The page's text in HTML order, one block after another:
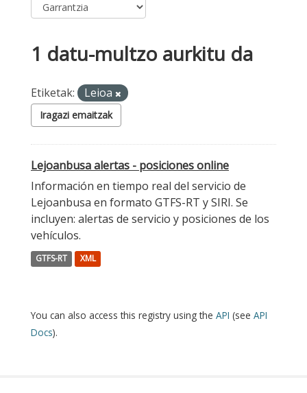
1 datu-multzo aurkitu da
Etiketak: Leioa
Iragazi emaitzak
Lejoanbusa alertas - posiciones online
Información en tiempo real del servicio de
Lejoanbusa en formato GTFS-RT y SIRI. Se
incluyen: alertas de servicio y posiciones de los
vehículos.
GTFS-RT XML
You can also access this registry using the API (see API
Docs).